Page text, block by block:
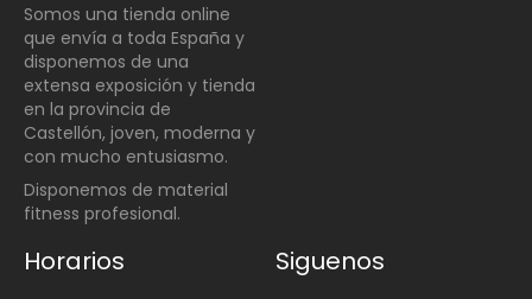
Somos una tienda online
que envía a toda España y
disponemos de una
extensa exposición y tienda
en la provincia de
Castellón, joven, moderna y
con mucho entusiasmo.
Disponemos de material
fitness profesional.
Horarios Siguenos